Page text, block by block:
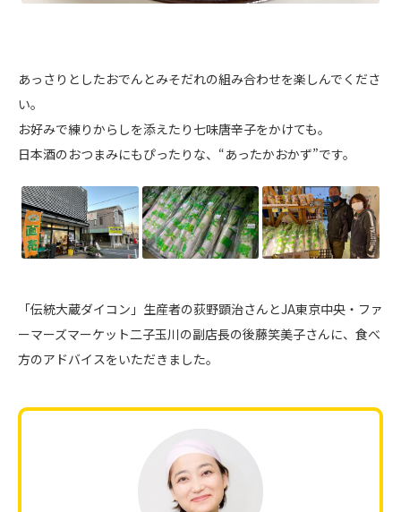
あっさりとしたおでんとみそだれの組み合わせを楽しんでくださ
い。
お好みで練りからしを添えたり七味唐辛子をかけても。
日本酒のおつまみにもぴったりな、“あったかおかず”です。
「伝統大蔵ダイコン」生産者の荻野顕治さんとJA東京中央・ファ
ーマーズマーケット二子玉川の副店長の後藤笑美子さんに、食べ
方のアドバイスをいただきました。